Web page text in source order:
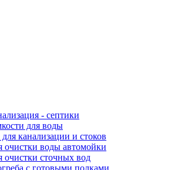
- септики
для воды
канализации и стоков
очистки воды автомойки
очистки сточных вод
с готовыми полками